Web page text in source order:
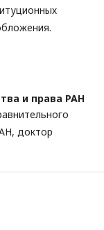
и права РАН
доктор